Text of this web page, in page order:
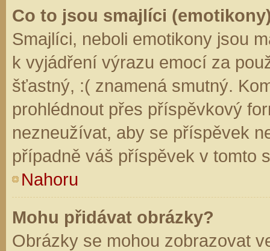
Co to jsou smajlíci
Smajlíci, neboli emotikony jsou
k vyjádření výrazu emocí za
šťastný, :( znamená smutný.
prohlédnout přes příspěvkový
nezneužívat, aby se příspěvek
případně váš příspěvek v tomto
Nahoru
Mohu přidávat obrázky?
Obrázky se mohou zobrazovat